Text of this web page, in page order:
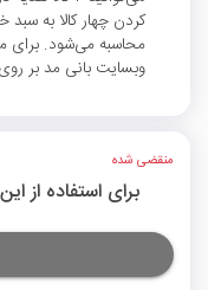
کردن چهار کالا به سبد
محاسبه می‌شود.
وبسایت بانی مد بر
منقضی شده
برای استفاده از